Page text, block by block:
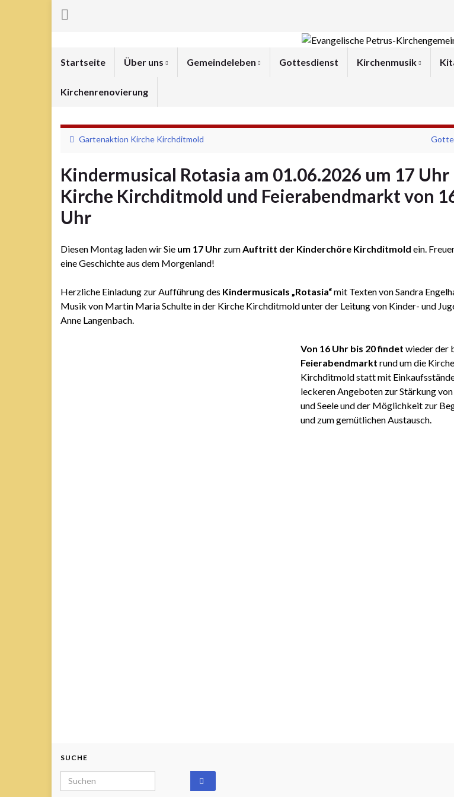
Startseite Über uns Gemeindeleben Gottesdienst Kirchenmusik
Kirchenrenovierung
Gartenaktion Kirche Kirchditmold
Kindermusical Rotasia am 01.06.2026 um 17
Kirche Kirchditmold und Feierabendmarkt von
Uhr
Diesen Montag laden wir Sie um 17 Uhr zumAuftritt der Kinderchöre Kirchditmold ein.
eine Geschichte aus dem Morgenland!
Herzliche Einladung zur Aufführung des Kindermusicals „Rotasia“mit Texten von Sandra
Musik von Martin Maria Schulte in der Kirche Kirchditmold unter der Leitung von Kinder- und
Anne Langenbach.
Von 16 Uhr bis 20 findet wieder der
Feierabendmarkt rund um die Kirche
Kirchditmold statt mit
leckeren Angeboten zur Stärkung
und Seele und der Möglichkeit zur
und zum gemütlichen Austausch.
SUCHE
Search for: